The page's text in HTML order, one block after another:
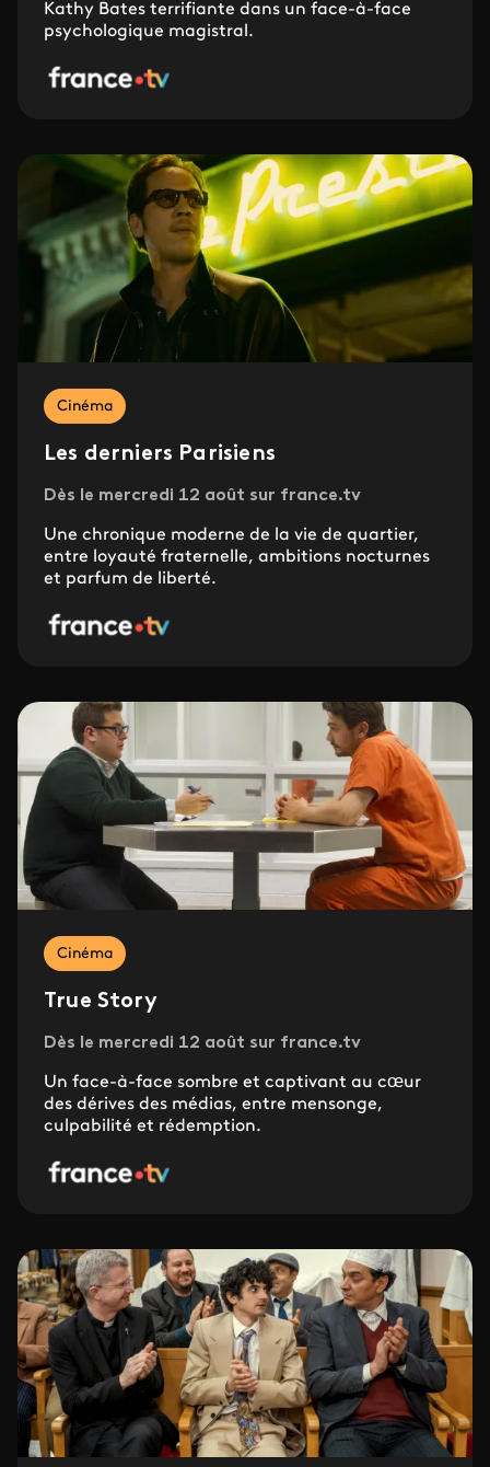
Kathy Bates terrifiante dans un face-à-face
psychologique magistral.
Cinéma
Les derniers Parisiens
Dès le mercredi 12 août sur france.tv
Une chronique moderne de la vie de quartier,
entre loyauté fraternelle, ambitions nocturnes
et parfum de liberté.
Cinéma
True Story
Dès le mercredi 12 août sur france.tv
Un face-à-face sombre et captivant au cœur
des dérives des médias, entre mensonge,
culpabilité et rédemption.